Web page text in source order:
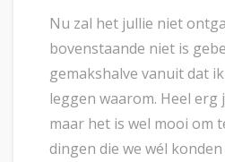
Nu zal het jullie niet
bovenstaande niet is
gemakshalve vanuit dat
leggen waarom. Heel
maar het is wel mooi om
dingen die we wél